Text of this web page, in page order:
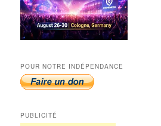
POUR NOTRE INDÉPENDANCE
PUBLICITÉ